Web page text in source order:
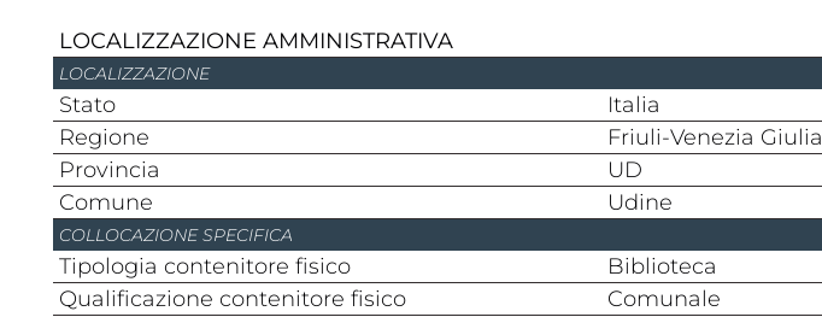
LOCALIZZAZIONE AMMINISTRATIVA
LOCALIZZAZIONE
stato
Italia
regione
Friuli-Venezia Giulia
provincia
UD
comune
Udine
COLLOCAZIONE SPECIFICA
Tipologia contenitore fisico
biblioteca
Qualificazione contenitore fisico
comunale